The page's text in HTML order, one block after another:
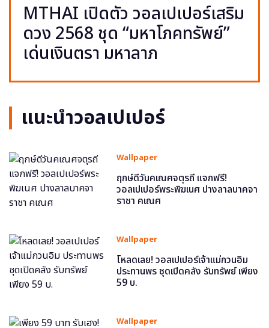
MTHAI เปิดตัว วอลเปเปอร์เสริม
ดวง 2568 ชุด “มหาโภคทรัพย์”
เด่นเงินตรา มหาลาภ
แนะนำวอลเปเปอร์
Wallpaper
ฤกษ์ดีวันคเณศจตุรถี แจกฟรี!
วอลเปเปอร์พระพิฆเนศ ปางลาลบาคจา
ราชา คเณศ
Wallpaper
โหลดเลย! วอลเปเปอร์เจ้าแม่กวนอิม
ประทานพร ชุดเปิดคลัง รับทรัพย์ เพียง
59 บ.
Wallpaper